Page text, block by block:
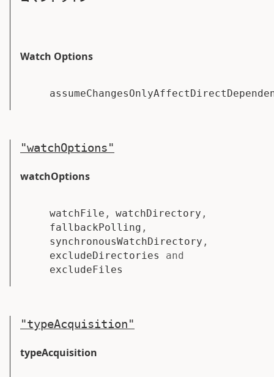
Watch Options
"watchOptions"
watchOptions
watchFile , watchDirectory ,
fallbackPolling ,
synchronousWatchDirectory ,
excludeDirectories
and
excludeFiles
"typeAcquisition"
typeAcquisition